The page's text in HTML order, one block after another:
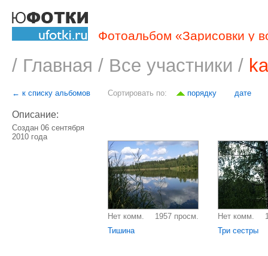
Фотоальбом «Зарисовки у
/ Главная / Все участники /
← к списку альбомов
Описание:
Создан 06 сентября
2010 года
Сортировать по: порядку дате
Нет комм.
1957 просм.
Тишина
Нет комм.
Три сестры